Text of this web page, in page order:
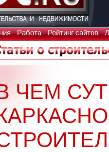
Работа Рейтинг сайтов
ЧЕМ